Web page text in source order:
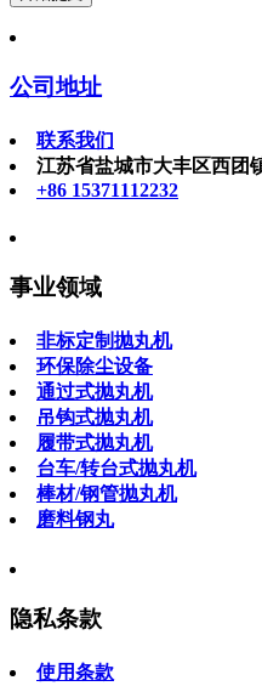
公司地址
联系我们
江苏省盐城市大丰区西团
+86 15371112232
事业领域
非标定制抛丸机
环保除尘设备
通过式抛丸机
吊钩式抛丸机
履带式抛丸机
台车/转台式抛丸机
棒材/钢管抛丸机
磨料钢丸
隐私条款
使用条款